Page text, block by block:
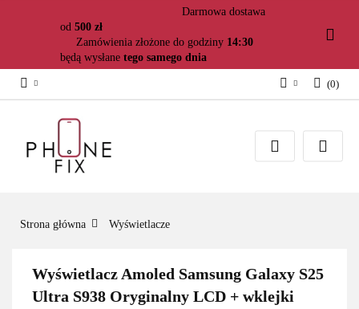
Darmowa dostawa
od 500 zł
Zamówienia złożone do godziny 14:30
będą wysłane tego samego dnia
Załóż konto
(0)
Strona główna Wyświetlacze
Wyświetlacz Amoled Samsung Galaxy S25
Ultra S938 Oryginalny LCD + wklejki